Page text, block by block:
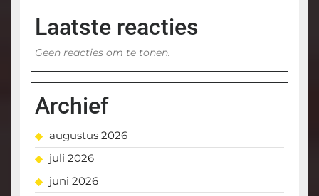
Laatste reacties
Geen reacties om te tonen.
Archief
augustus 2026
juli 2026
juni 2026